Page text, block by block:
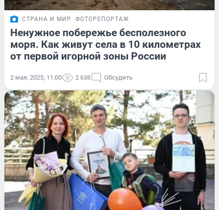
СТРАНА И МИР ФОТОРЕПОРТАЖ
Ненужное побережье бесполезного
моря. Как живут села в 10 километрах
от первой игорной зоны России
2 мая, 2025, 11:00 2 638 Обсудить